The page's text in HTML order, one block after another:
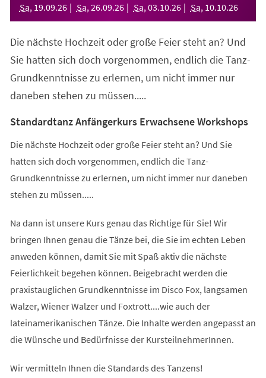
Sa, 19.09.26 Sa, 26.09.26 Sa, 03.10.26 Sa, 10.10.26
Die nächste Hochzeit oder große Feier steht an? Und
Sie hatten sich doch vorgenommen, endlich die Tanz-
Grundkenntnisse zu erlernen, um nicht immer nur
daneben stehen zu müssen.....
Standardtanz Anfängerkurs Erwachsene Workshops
Die nächste Hochzeit oder große Feier steht an? Und Sie
hatten sich doch vorgenommen, endlich die Tanz-
Grundkenntnisse zu erlernen, um nicht immer nur daneben
stehen zu müssen.....
Na dann ist unsere Kurs genau das Richtige für Sie! Wir
bringen Ihnen genau die Tänze bei, die Sie im echten Leben
anweden können, damit Sie mit Spaß aktiv die nächste
Feierlichkeit begehen können. Beigebracht werden die
praxistauglichen Grundkenntnisse im Disco Fox, langsamen
Walzer, Wiener Walzer und Foxtrott....wie auch der
lateinamerikanischen Tänze. Die Inhalte werden angepasst an
die Wünsche und Bedürfnisse der KursteilnehmerInnen.
Wir vermitteln Ihnen die Standards des Tanzens!